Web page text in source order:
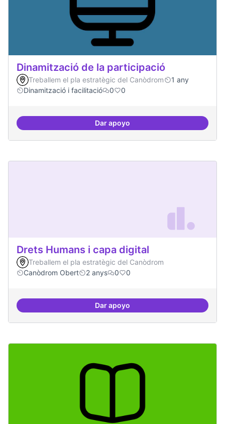
Dinamització de la participació
Treballem el pla estratègic del Canòdrom
1 any
Dinamització i facilitació
0 0
Dar apoyoDinamització de la participació
Drets Humans i capa digital
Treballem el pla estratègic del Canòdrom
Canòdrom Obert
2 anys 0 0
Dar apoyoDrets Humans i capa digital